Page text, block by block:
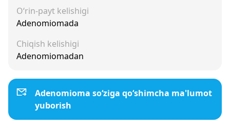
O‘rin-payt kelishigi
Adenomiomada
Chiqish kelishigi
Adenomiomadan
Adenomioma so‘ziga qo‘shimcha ma'lumot
yuborish